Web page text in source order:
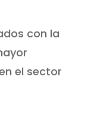
con la
el sector